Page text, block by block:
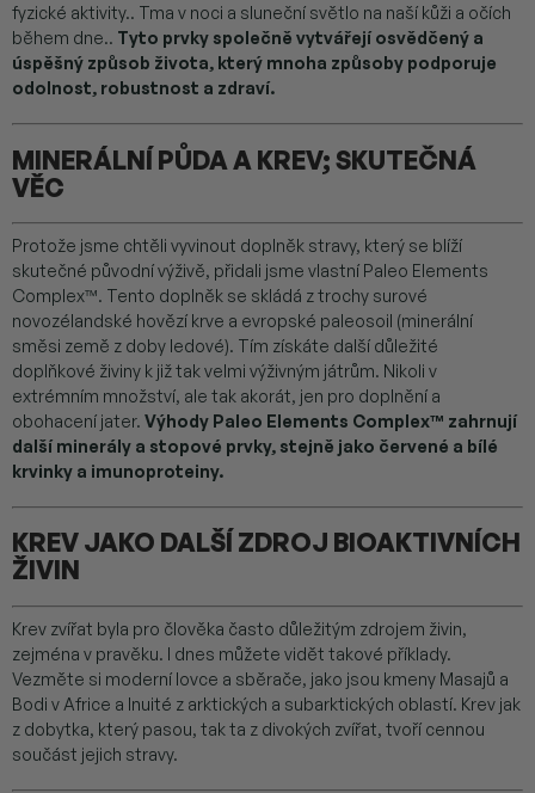
fyzické aktivity.. Tma v noci a sluneční světlo na naší kůži a očích
během dne.. Tyto prvky společně vytvářejí osvědčený a
úspěšný způsob života, který mnoha způsoby podporuje
odolnost, robustnost a zdraví.
MINERÁLNÍ PŮDA A KREV; SKUTEČNÁ
VĚC
Protože jsme chtěli vyvinout doplněk stravy, který se blíží
skutečné původní výživě, přidali jsme vlastní Paleo Elements
Complex™. Tento doplněk se skládá z trochy surové
novozélandské hovězí krve a evropské paleosoil (minerální
směsi země z doby ledové). Tím získáte další důležité
doplňkové živiny k již tak velmi výživným játrům. Nikoli v
extrémním množství, ale tak akorát, jen pro doplnění a
obohacení jater. Výhody Paleo Elements Complex™ zahrnují
další minerály a stopové prvky, stejně jako červené a bílé
krvinky a imunoproteiny.
KREV JAKO DALŠÍ ZDROJ BIOAKTIVNÍCH
ŽIVIN
Krev zvířat byla pro člověka často důležitým zdrojem živin,
zejména v pravěku. I dnes můžete vidět takové příklady.
Vezměte si moderní lovce a sběrače, jako jsou kmeny Masajů a
Bodi v Africe a Inuité z arktických a subarktických oblastí. Krev jak
z dobytka, který pasou, tak ta z divokých zvířat, tvoří cennou
součást jejich stravy.